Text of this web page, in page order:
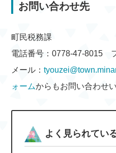
お問い合わせ先
町民税務課
電話番号：0778-47-8015
メール：
ォームからもお問い合わせ
よく見られてい